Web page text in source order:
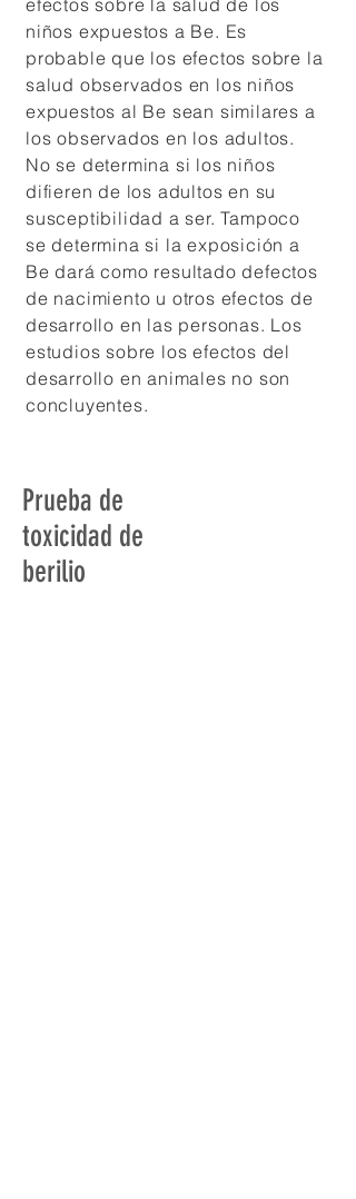
efectos sobre la salud de los
niños expuestos a Be. Es
probable que los efectos sobre la
salud observados en los niños
expuestos al Be sean similares a
los observados en los adultos.
No se determina si los niños
difieren de los adultos en su
susceptibilidad a ser. Tampoco
se determina si la exposición a
Be dará como resultado defectos
de nacimiento u otros efectos de
desarrollo en las personas. Los
estudios sobre los efectos del
desarrollo en animales no son
concluyentes.
Prueba de
toxicidad de
berilio